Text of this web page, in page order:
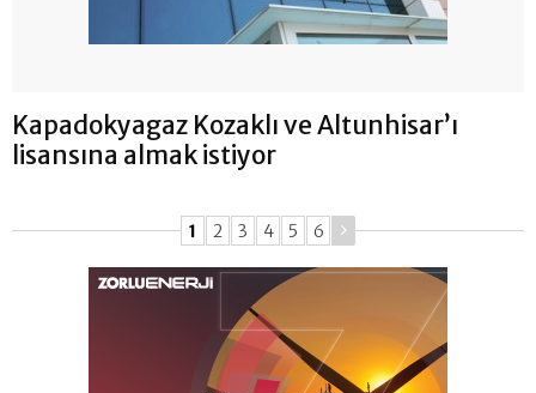
Kapadokyagaz Kozaklı ve Altunhisar’ı
lisansına almak istiyor
1 2 3 4 5 6